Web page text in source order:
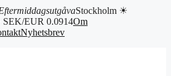
Stockholm ☀
SEK/EUR 0.0914Om
Nyhetsbrev